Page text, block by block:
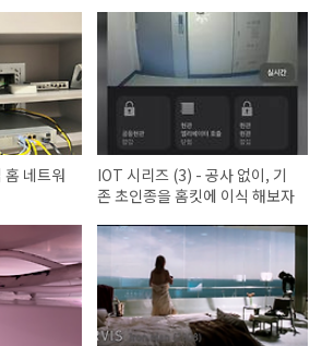
네트워
IOT 시리즈 (3) - 공사 없이, 기
존 초인종을 홈킷에 이식 해보자